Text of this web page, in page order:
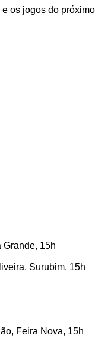
os jogos do
Grande, 15h
Surubim, 15h
Feira Nova, 15h